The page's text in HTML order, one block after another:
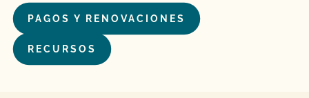
PAGOS Y RENOVACIONES
RECURSOS